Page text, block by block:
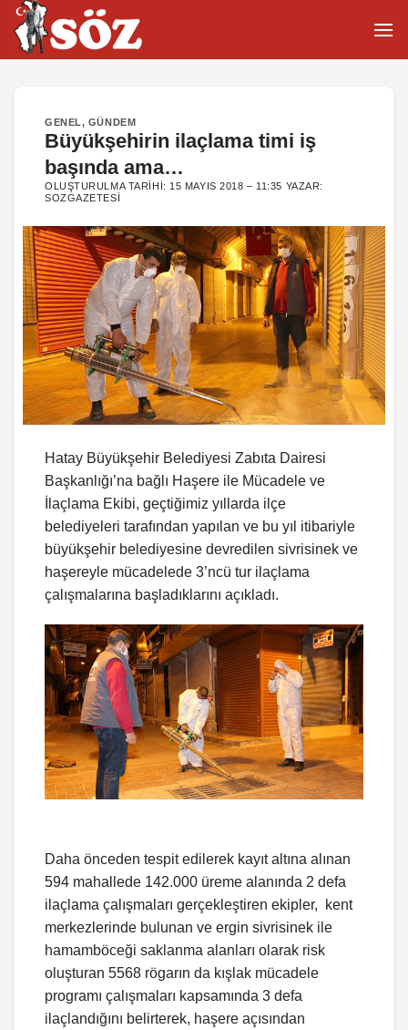
İçeriğe
atla
GENEL, GÜNDEM
Büyükşehirin ilaçlama timi iş
başında ama…
OLUŞTURULMA TARIHI: 15 MAYIS 2018 – 11:35 YAZAR:
SOZGAZETESI
Hatay Büyükşehir Belediyesi Zabıta Dairesi
Başkanlığı’na bağlı Haşere ile Mücadele ve
İlaçlama Ekibi, geçtiğimiz yıllarda ilçe
belediyeleri tarafından yapılan ve bu yıl itibariyle
büyükşehir belediyesine devredilen sivrisinek ve
haşereyle mücadelede 3’ncü tur ilaçlama
çalışmalarına başladıklarını açıkladı.
Daha önceden tespit edilerek kayıt altına alınan
594 mahallede 142.000 üreme alanında 2 defa
ilaçlama çalışmaları gerçekleştiren ekipler, kent
merkezlerinde bulunan ve ergin sivrisinek ile
hamamböceği saklanma alanları olarak risk
oluşturan 5568 rögarın da kışlak mücadele
programı çalışmaları kapsamında 3 defa
ilaçlandığını belirterek, haşere açısından